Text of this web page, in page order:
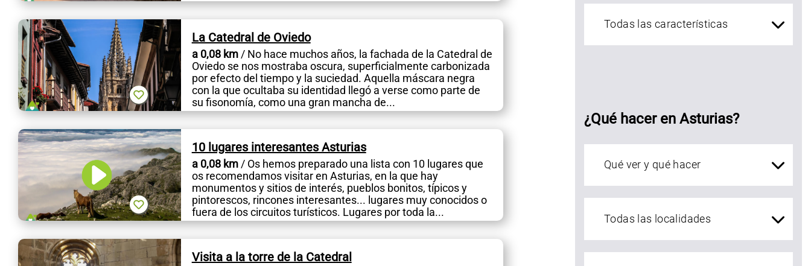
La Catedral de Oviedo
a 0,08 km/ No hace muchos años, la fachada de la Catedral de
Oviedo se nos mostraba oscura, superficialmente carbonizada
por efecto del tiempo y la suciedad. Aquella máscara negra
con la que ocultaba su identidad llegó a verse como parte de
su fisonomía, como una gran mancha de...
10 lugares interesantes Asturias
a 0,08 km/ Os hemos preparado una lista con 10 lugares que
os recomendamos visitar en Asturias, en la que hay
monumentos y sitios de interés, pueblos bonitos, típicos y
pintorescos, rincones interesantes... lugares muy conocidos o
fuera de los circuitos turísticos. Lugares por toda la...
Visita a la torre de la Catedral
¿Qué hacer en Asturias?